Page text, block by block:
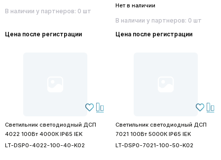
В наличии у партнеров: 0 шт
Цена после регистрации
Нет в наличии
В наличии у партнеров: 0 шт
Цена после регистрации
Светильник светодиодный ДСП
4022 100Вт 4000К IP65 IEK
LT-DSP0-4022-100-40-K02
Светильник светодиодный ДСП
7021 100Вт 5000К IP65 IEK
LT-DSP0-7021-100-50-K02